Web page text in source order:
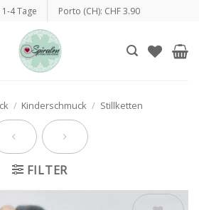
4 Tage Porto (CH): CHF 3.90
/ Kinderschmuck / Stillketten
FILTER